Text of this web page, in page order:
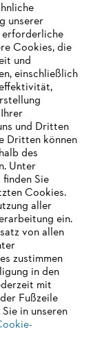
aber diese
in der
unserer
erforderliche
Cookies, die
und
einschließlich
und Dritten
Dritten können
des
Unter
finden Sie
Cookies.
aller
ein.
von allen
zustimmen
in den
mit
Fußzeile
in unseren